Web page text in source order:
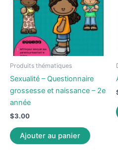
Produits thématiques
Sexualité – Questionnaire
grossesse et naissance – 2e
année
$3.00
Ajouter au panier